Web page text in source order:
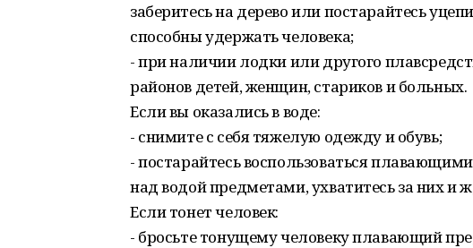
заберитесь на дерево или постарайтесь
способны удержать человека;
- при наличии лодки или другого
районов детей, женщин, стариков и больных.
Если вы оказались в воде:
- снимите с себя тяжелую одежду и обувь;
- постарайтесь воспользоваться
над водой предметами, ухватитесь за них и
Если тонет человек:
- бросьте тонущему человеку плавающий